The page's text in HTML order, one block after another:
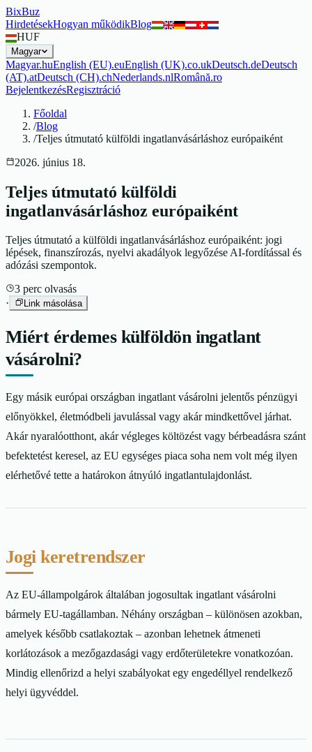
BixBuz
HirdetésekHogyan működikBlog
HUF
Magyar
Magyar.huEnglish (EU).euEnglish (UK).co.ukDeutsch.deDeutsch
(AT).atDeutsch (CH).chNederlands.nlRomână.ro
BejelentkezésRegisztráció
Főoldal
/Blog
/Teljes útmutató külföldi ingatlanvásárláshoz európaiként
2026. június 18.
Teljes útmutató külföldi
ingatlanvásárláshoz európaiként
Teljes útmutató a külföldi ingatlanvásárláshoz európaiként: jogi
lépések, finanszírozás, nyelvi akadályok legyőzése AI-fordítással és
adózási szempontok.
3 perc olvasás
·
Link másolása
Miért érdemes külföldön ingatlant
vásárolni?
Egy másik európai országban ingatlant vásárolni jelentős pénzügyi
előnyökkel, életmódbeli javulással vagy akár mindkettővel járhat.
Akár nyaralóotthont, akár végleges költözést vagy bérbeadásra szánt
befektetést keresel, az EU egységes piaca soha nem volt még ilyen
elérhetővé tette a határokon átnyúló ingatlantulajdonlást.
Jogi keretrendszer
Az EU-állampolgárok általában jogosultak ingatlant vásárolni
bármely EU-tagállamban. Néhány országban – különösen azokban,
amelyek később csatlakoztak – azonban lehetnek átmeneti
korlátozások a mezőgazdasági vagy erdőterületekre vonatkozóan.
Mindig ellenőrizd a helyi szabályokat egy engedéllyel rendelkező
helyi ügyvéddel.